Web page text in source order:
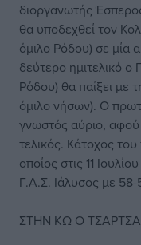
διοργανωτής
θα υποδεχθεί τον
όμιλο Ρόδου) σε μία
δεύτερο ημιτελικό
Ρόδου) θα παίξει με
όμιλο νήσων). Ο
γνωστός αύριο, αφού
τελικός. Κάτοχος
οποίος στις 11
Γ.Α.Σ. Ιάλυσος με 58-
ΣΤΗΝ ΚΩ Ο